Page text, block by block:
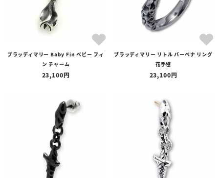
ブラッディマリー Baby Fin ベビー フィ
ン チャーム
23,100
ブラッディマリー リトル バーベナ リング
花手毬
23,100